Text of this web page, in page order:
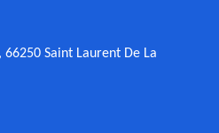
Saint Laurent De La